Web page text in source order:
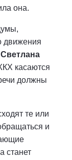
она.
движения
Светлана
касаются
должны
те или
и
станет